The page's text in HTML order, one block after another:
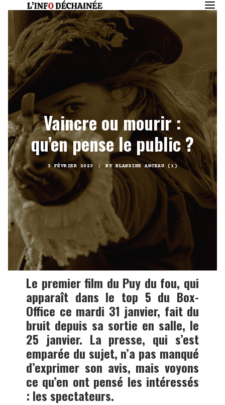
Vaincre ou mourir :
qu’en pense le public ?
3 FÉVRIER 2023 BY BLANDINE ANCEAU (1)
Le premier film du Puy du fou, qui
apparaît dans le top 5 du Box-
Office ce mardi 31 janvier, fait du
bruit depuis sa sortie en salle, le
25 janvier. La presse, qui s’est
emparée du sujet, n’a pas manqué
d’exprimer son avis, mais voyons
ce qu’en ont pensé les intéressés
: les spectateurs.